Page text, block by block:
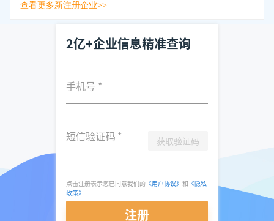
查看更多新注册企业>>
2亿+企业信息精准查询
手机号 *
短信验证码 * 获取验证码
点击注册表示您已同意我们的 《用户协议》 和 《隐私
政策》
注册